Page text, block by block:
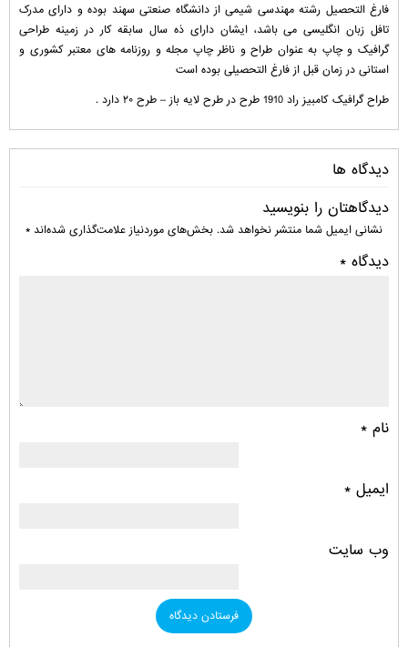
فارغ التحصیل رشته مهندسی شیمی از دانشگاه صنعتی سهند بوده و دارای مدرک
تافل زبان انگلیسی می باشد، ایشان دارای ذه سال سابقه کار در زمینه طراحی
گرافیک و چاپ به عنوان طراح و ناظر چاپ مجله و روزنامه های معتبر کشوری و
استانی در زمان قبل از فارغ التحصیلی بوده است
طراح گرافیک کامبیز راد 1910 طرح در طرح لایه باز – طرح ۲۰ دارد .
دیدگاه ها
دیدگاهتان را بنویسید
نشانی ایمیل شما منتشر نخواهد شد. بخش‌های موردنیاز علامت‌گذاری شده‌اند *
دیدگاه *
نام *
ایمیل *
وب‌ سایت